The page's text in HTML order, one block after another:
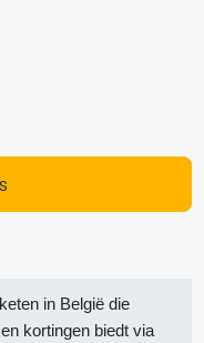
in België die
kortingen biedt via